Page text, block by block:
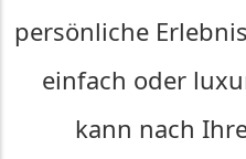
persönliche
einfach oder
kann nach